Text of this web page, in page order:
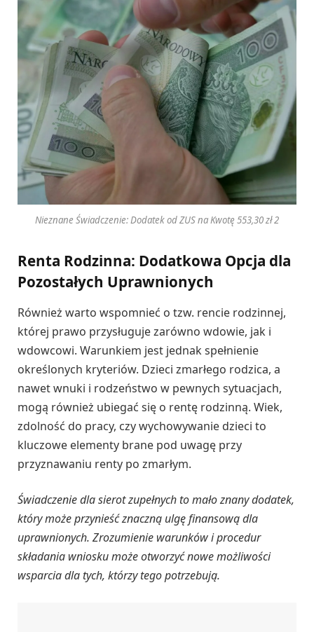
Nieznane Świadczenie: Dodatek od ZUS na Kwotę 553,30 zł 2
Renta Rodzinna: Dodatkowa Opcja dla
Pozostałych Uprawnionych
Również warto wspomnieć o tzw. rencie rodzinnej,
której prawo przysługuje zarówno wdowie, jak i
wdowcowi. Warunkiem jest jednak spełnienie
określonych kryteriów. Dzieci zmarłego rodzica, a
nawet wnuki i rodzeństwo w pewnych sytuacjach,
mogą również ubiegać się o rentę rodzinną. Wiek,
zdolność do pracy, czy wychowywanie dzieci to
kluczowe elementy brane pod uwagę przy
przyznawaniu renty po zmarłym.
Świadczenie dla sierot zupełnych to mało znany dodatek,
który może przynieść znaczną ulgę finansową dla
uprawnionych. Zrozumienie warunków i procedur
składania wniosku może otworzyć nowe możliwości
wsparcia dla tych, którzy tego potrzebują.